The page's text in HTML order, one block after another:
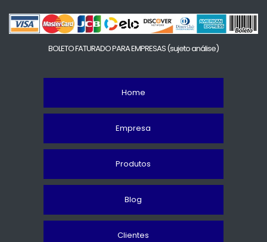
BOLETO FATURADO PARA EMPRESAS(sujeto análise)
Home
Empresa
Produtos
Blog
Clientes